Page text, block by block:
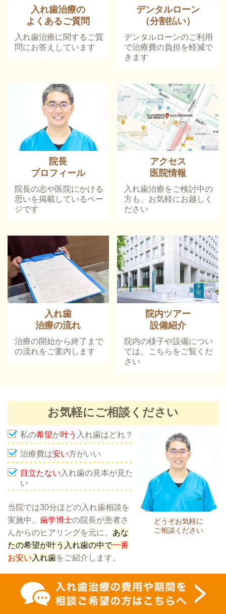
入れ歯の相談
（カウンセリング）
入れ歯治療の
よくあるご質問
入れ歯治療に関するご質
問にお答えしています
デンタルローン
（分割払い）
デンタルローンのご利用
で治療費の負担を軽減で
きます
院長
プロフィール
院長の志や医院にかける
思いを掲載しているペー
ジです
アクセス
医院情報
入れ歯治療をご検討中の
方も、お気軽にお越しく
ださい
入れ歯
治療の流れ
治療の開始から終了まで
の流れをご案内します
院内ツアー
設備紹介
院内の様子や設備につい
ては、こちらをご覧くだ
さい
お気軽にご相談ください
どうぞお気軽に
ご相談ください
私の希望が叶う 入れ歯はどれ？
治療費は安い方がいい
目立たない入れ歯の見本が見た
い
当院では30分ほどの入れ歯相談を
実施中。 歯学博士の院長が患者さ
んからのヒアリングを元に、 あな
たの希望が叶う入れ歯の中で一番
お安い 入れ歯をご紹介します。
い。
ご希望の方は、ご家族や付き添いの方も一緒にご相談いた